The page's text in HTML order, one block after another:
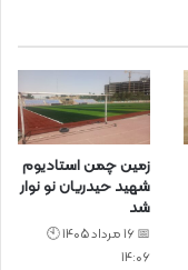
زمین چمن استادیوم
شهید حیدریان نو نوار
شد
📅 16 مرداد 1405 🕙
14:06